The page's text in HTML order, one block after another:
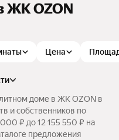
ЖК OZON
Цена
доме в ЖК OZON в
и собственников по
₽ до 12 155 550 ₽ на
предложения